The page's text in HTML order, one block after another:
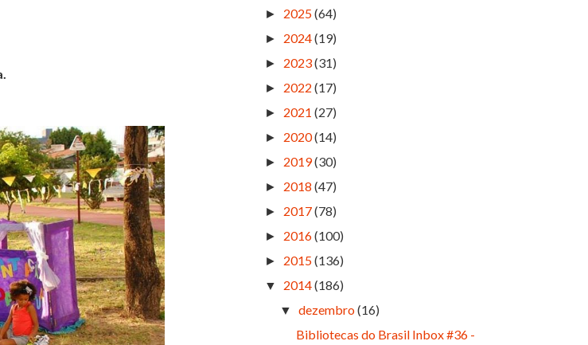
► 2025(64)
► 2024(19)
► 2023(31)
► 2022 (17)
► 2021 (27)
► 2020(14)
► 2019(30)
► 2018 (47)
► 2017(78)
► 2016(100)
► 2015(136)
▼ 2014(186)
▼ dezembro(16)
Bibliotecas do Brasil Inbox #36 -